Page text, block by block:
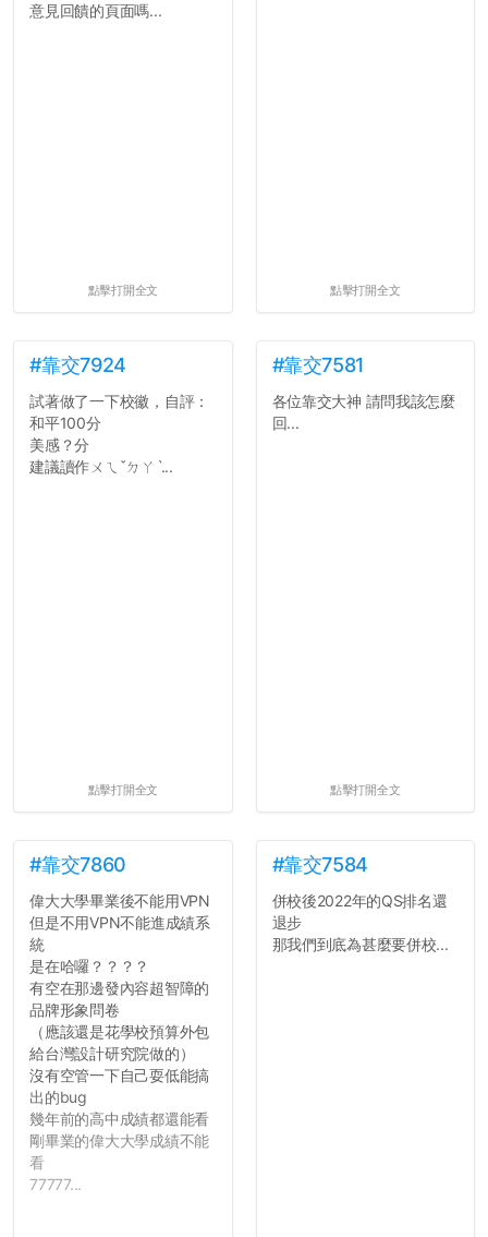
意見回饋的頁面嗎...
點擊打開全文 點擊打開全文
#靠交7924
試著做了一下校徽，自評：
和平100分
美感？分
建議讀作ㄨㄟˇㄉㄚˋ...
點擊打開全文
#靠交7581
各位靠交大神 請問我該怎麼
回...
點擊打開全文
#靠交7860
偉大大學畢業後不能用VPN
但是不用VPN不能進成績系
統
是在哈囉？？？？
有空在那邊發內容超智障的
品牌形象問卷
（應該還是花學校預算外包
給台灣設計研究院做的）
沒有空管一下自己耍低能搞
出的bug
幾年前的高中成績都還能看
剛畢業的偉大大學成績不能
看
77777...
#靠交7584
併校後2022年的QS排名還
退步
那我們到底為甚麼要併校...